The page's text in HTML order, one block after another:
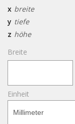
x breite
y tiefe
z höhe
Breite
Einheit